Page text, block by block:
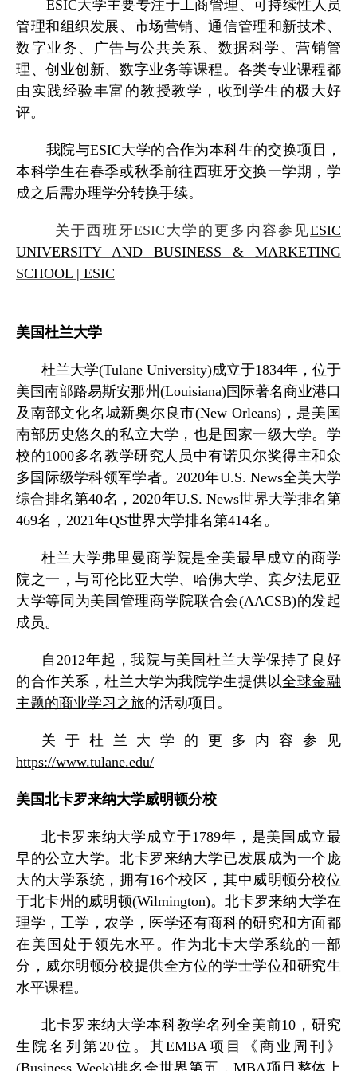
ESIC大学主要专注于工商管理、可持续性人员
管理和组织发展、市场营销、通信管理和新技术、
数字业务、广告与公共关系、数据科学、营销管
理、创业创新、数字业务等课程。各类专业课程都
由实践经验丰富的教授教学，收到学生的极大好
评。
我院与ESIC大学的合作为本科生的交换项目，
本科学生在春季或秋季前往西班牙交换一学期，学
成之后需办理学分转换手续。
关于西班牙ESIC大学的更多内容参见ESIC
UNIVERSITY AND BUSINESS & MARKETING
SCHOOL | ESIC
美国杜兰大学
杜兰大学(Tulane University)成立于1834年，位于
美国南部路易斯安那州 (Louisiana)国际著名商业港口
及南部文化名城新奥尔良市(New Orleans)，是美国
南部历史悠久的私立大学，也是国家一级大学。学
校的1000多名教学研究人员中有诺贝尔奖得主和众
多国际级学科领军学者。 2020年U.S. News全美大学
综合排名第40名， 2020年U.S. News世界大学排名第
469名， 2021年QS世界大学排名第414名。
杜兰大学弗里曼商学院是全美最早成立的商学
院之一，与哥伦比亚大学、哈佛大学、宾夕法尼亚
大学等同为美国管理商学院联合会(AACSB)的发起
成员。
自 2012年起，我院与美国杜兰大学保持了良好
的合作关系，杜兰大学为我院学生提供以全球金融
主题的商业学习之旅的活动项目。
关于杜兰大学的更多内容参见
https://www.tulane.edu/
美国北卡罗来纳大学威明顿分校
北卡罗来纳大学成立于1789年，是美国成立最
早的公立大学。北卡罗来纳大学已发展成为一个庞
大的大学系统，拥有16个校区，其中威明顿分校位
于北卡州的威明顿(Wilmington)。北卡罗来纳大学在
理学，工学，农学，医学还有商科的研究和方面都
在美国处于领先水平。作为北卡大学系统的一部
分，威尔明顿分校提供全方位的学士学位和研究生
水平课程。
北卡罗来纳大学本科教学名列全美前10 ，研究
生院名列第 20位。其EMBA 项目《商业周刊》
(Business Week)排名全世界第五，MBA项目整体上